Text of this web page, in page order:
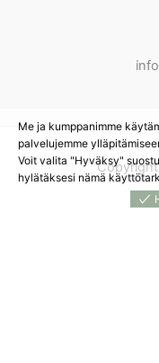
Me ja kumppanimme
palvelujemme
Voit valita "Hyväksy"
hylätäksesi nämä